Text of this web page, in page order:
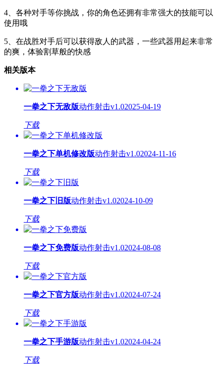
4、各种对手等你挑战，你的角色还拥有非常强大的技能可以
使用哦
5、在战胜对手后可以获得敌人的武器，一些武器用起来非常
的爽，体验割草般的快感
相关版本
一拳之下无敌版动作射击v1.02025-04-19
下载
一拳之下单机修改版动作射击v1.02024-11-16
下载
一拳之下旧版动作射击v1.02024-10-09
下载
一拳之下免费版动作射击v1.02024-08-08
下载
一拳之下官方版动作射击v1.02024-07-24
下载
一拳之下手游版动作射击v1.02024-04-24
下载